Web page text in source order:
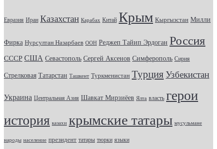
Евразия Иран Казахстан Карабах Китай Крым Кыргызстан Милли
Фирка Нурсултан Назарбаев ООН Реджеп Тайип Эрдоган Россия
СССР США Севастополь Сергей Аксенов Симферополь Сирия
Стрелковая Татарстан Ташкент Туркменистан Турция Узбекистан
Украина Центральная Азия Шавкат Мирзиёев Ялта власть герои
история казахи крымские татары мусульмане
народы население президент татары тюрки языки